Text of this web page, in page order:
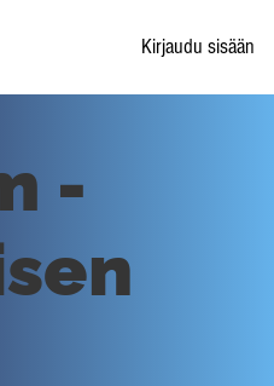
Kirjaudu sisään
-